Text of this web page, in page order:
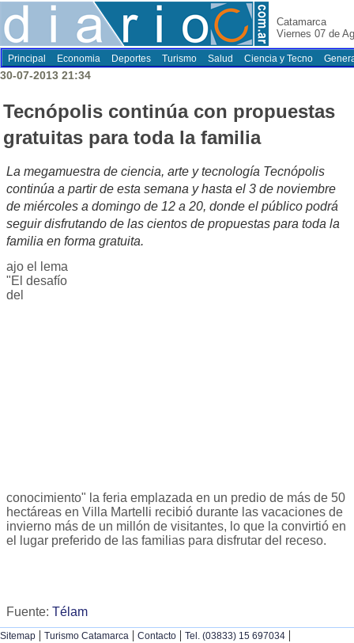
Catamarca
Viernes 07 de
Principal Economia Deportes Turismo Salud Ciencia y Tecno
30-07-2013 21:34
Tecnópolis continúa con propuestas
gratuitas para toda la familia
La megamuestra de ciencia, arte y tecnología Tecnópolis
continúa a partir de esta semana y hasta el 3 de noviembre
de miércoles a domingo de 12 a 20, donde el público podrá
seguir disfrutando de las cientos de propuestas para toda la
familia en forma gratuita.
ajo el lema
"El desafío
del
conocimiento" la feria emplazada en un predio de más de 50
hectáreas en Villa Martelli recibió durante las vacaciones de
invierno más de un millón de visitantes, lo que la convirtió en
el lugar preferido de las familias para disfrutar del receso.
Fuente: Télam
Sitemap | Turismo Catamarca | Contacto | Tel. (03833) 15 697034 |